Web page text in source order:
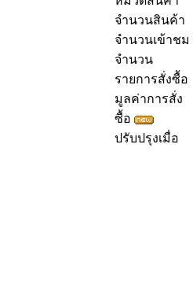
จำนวนสินค้า
จำนวนเข้าชม
จำนวน
รายการสั่งซื้อ
มูลค่าการสั่ง
ซื้อ
ปรับปรุงเมื่อ